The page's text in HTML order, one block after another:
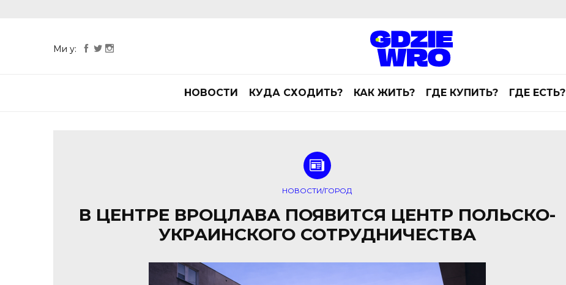
Ми у:
НОВОСТИ КУДА СХОДИТЬ? КАК ЖИТЬ? ГДЕ КУПИТЬ? ГДЕ ЕСТЬ?
НОВОСТИ/ГОРОД
В ЦЕНТРЕ ВРОЦЛАВА ПОЯВИТСЯ ЦЕНТР ПОЛЬСКО-
УКРАИНСКОГО СОТРУДНИЧЕСТВА